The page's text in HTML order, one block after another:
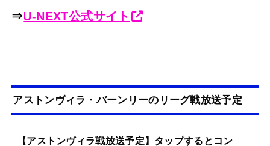
⇒U-NEXT公式サイト
アストンヴィラ・バーンリーのリーグ戦放送予定
【アストンヴィラ戦放送予定】タップするとコン